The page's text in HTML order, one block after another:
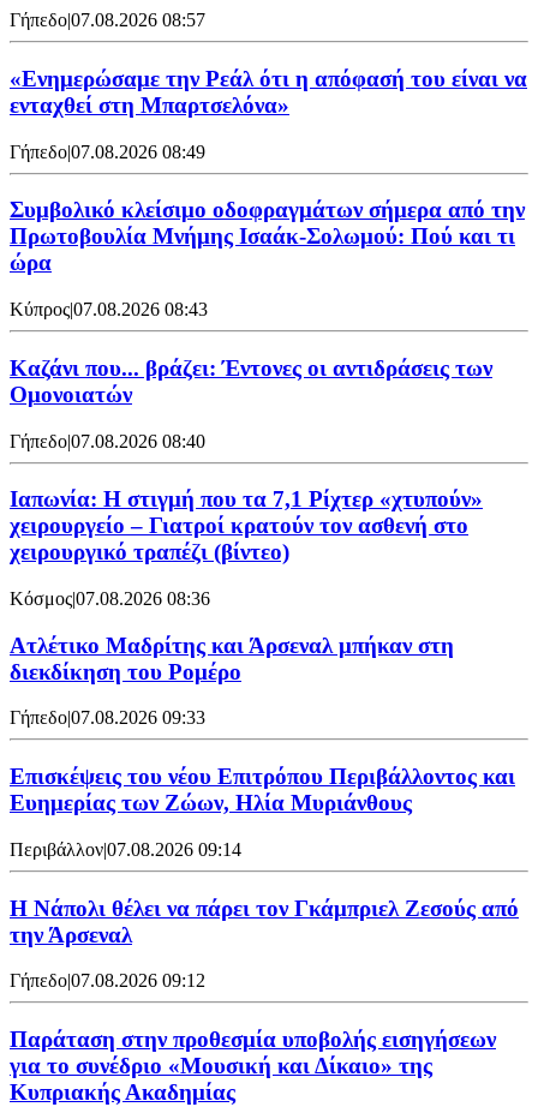
Γήπεδο|07.08.2026 08:57
«Ενημερώσαμε την Ρεάλ ότι η απόφασή του είναι να
ενταχθεί στη Μπαρτσελόνα»
Γήπεδο|07.08.2026 08:49
Συμβολικό κλείσιμο οδοφραγμάτων σήμερα από την
Πρωτοβουλία Μνήμης Ισαάκ-Σολωμού: Πού και τι
ώρα
Κύπρος|07.08.2026 08:43
Καζάνι που... βράζει: Έντονες οι αντιδράσεις των
Ομονοιατών
Γήπεδο|07.08.2026 08:40
Ιαπωνία: Η στιγμή που τα 7,1 Ρίχτερ «χτυπούν»
χειρουργείο – Γιατροί κρατούν τον ασθενή στο
χειρουργικό τραπέζι (βίντεο)
Κόσμος|07.08.2026 08:36
Ατλέτικο Μαδρίτης και Άρσεναλ μπήκαν στη
διεκδίκηση του Ρομέρο
Γήπεδο|07.08.2026 09:33
Επισκέψεις του νέου Επιτρόπου Περιβάλλοντος και
Ευημερίας των Ζώων, Ηλία Μυριάνθους
Περιβάλλον|07.08.2026 09:14
Η Νάπολι θέλει να πάρει τον Γκάμπριελ Ζεσούς από
την Άρσεναλ
Γήπεδο|07.08.2026 09:12
Παράταση στην προθεσμία υποβολής εισηγήσεων
για το συνέδριο «Μουσική και Δίκαιο» της
Κυπριακής Ακαδημίας